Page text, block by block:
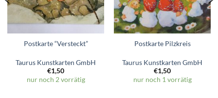
Postkarte “Versteckt”
Taurus Kunstkarten GmbH
€1,50
nur noch 2 vorrätig
Postkarte Pilzkreis
Taurus Kunstkarten GmbH
€1,50
nur noch 1 vorrätig